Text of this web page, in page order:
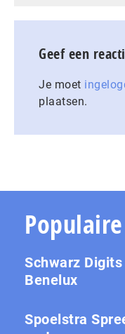
Geef een
Je moet
plaatsen.
Schwarz
Benelux
Spoelstra